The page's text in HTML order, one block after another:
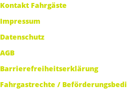
Kontakt Fahrgäste
Impressum
Datenschutz
AGB
Barrierefreiheitserklärung
Fahrgastrechte /